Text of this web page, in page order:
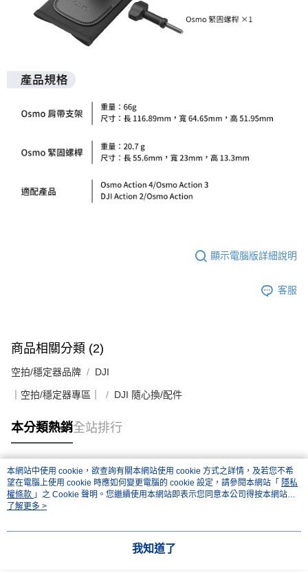
３．未成年的使用者請事先徵得法定代理人或監護人之同意方可使用
「AFTEE先享後付」，若未經同意申辦者引起之損失，本公司不負相關責
４．使用「AFTEE先享後付」時，將依據個別帳號之用戶狀況，依本公司即
５．嚴禁一人註冊多個帳號或使用他人資訊註冊。若發現惡意使用之情形，
顯示電腦版詳細說明
客服
商品相關分類 (2)
空拍/穩定器品牌 DJI
｜空拍/穩定器專區｜ DJI 隨心換/配件
本分類熱銷全站排行
熱門標籤
本網站中使用 cookie，欲查詢有關本網站使用 cookie 方式之詳情，及若您不希
望在電腦上使用 cookie 時應如何變更電腦的 cookie 設定，請參閱本網站「 隱私
權條款 」之 Cookie 聲明。您繼續使用本網站即表示您同意本公司得按本網站使
用條款之 Cookie 聲明使用 cookie。
了解更多 >
我知道了